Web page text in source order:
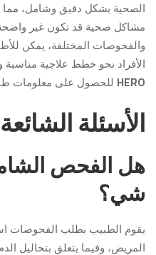
الصحية بشكل دقيق وشامل،
مشاكل صحية قد تكون غير
والفحوصات المختلفة، يمكن
الأفراد نحو خطط علاجية مناسبة
HERO للحصول على معلومات
الأسئلة الشائعة
هل الفحص
شي؟
يقوم الطبيب بطلب الفحوصات
المريض، وفيما يتعلق بتحاليل